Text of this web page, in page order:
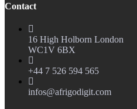
Contact
16 High Holborn London
WC1V 6BX
+44 7 526 594 565
infos@afrigodigit.com